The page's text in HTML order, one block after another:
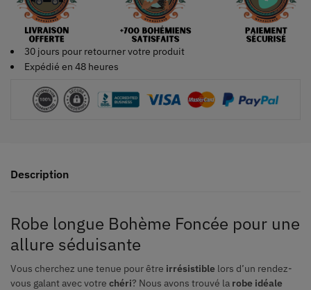
30 jours pour retourner votre produit
Expédié en 48 heures
Description
Robe longue Bohème Foncée pour une
allure séduisante
Vous cherchez une tenue pour être irrésistible lors d’un rendez-
vous galant avec votre chéri? Nous avons trouvé la robe idéale